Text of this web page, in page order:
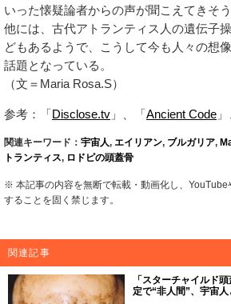
いった懐疑論者からの声が聞こえてきそ
他には、古代アトランティス人の遺伝子
どもあるようで、こうして今も人々の想
話題となっている。
（文＝Maria Rosa.S）
参考：「Disclose.tv 」、「Ancient Code
関連キーワード： 宇宙人, エイリアン, ブルガリア,
トランティス, ロドピの頭蓋骨
※ 本記事の内容を無断で転載・動画化し、YouTube
することを固く禁じます。
関連記事
「スターチャイルド
定で“非人間”、宇宙